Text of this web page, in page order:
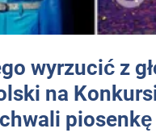
wyrzucić z
na